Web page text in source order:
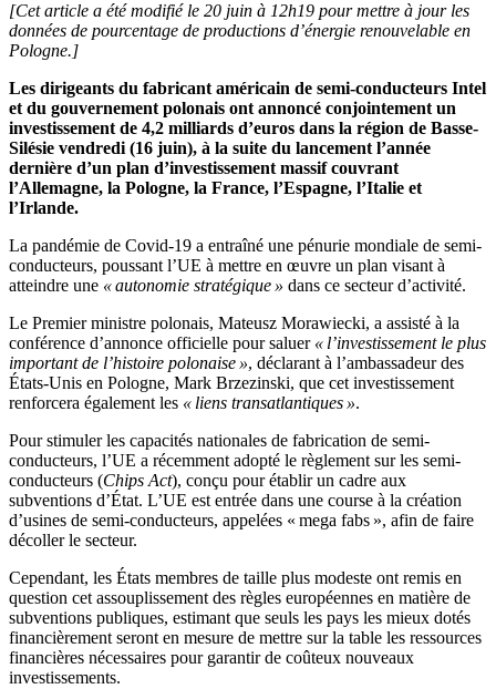
[Cet article a été modifié le 20 juin à 12h19 pour mettre à jour les
données de pourcentage de productions d’énergie renouvelable en
Pologne.]
Les dirigeants du fabricant américain de semi-conducteurs Intel
et du gouvernement polonais ont annoncé conjointement un
investissement de 4,2 milliards d’euros dans la région de Basse-
Silésie vendredi (16 juin), à la suite du lancement l’année
dernière d’un plan d’investissement massif couvrant
l’Allemagne, la Pologne, la France, l’Espagne, l’Italie et
l’Irlande.
La pandémie de Covid-19 a entraîné une pénurie mondiale de semi-
conducteurs, poussant l’UE à mettre en œuvre un plan visant à
atteindre une « autonomie stratégique » dans ce secteur d’activité.
Le Premier ministre polonais, Mateusz Morawiecki, a assisté à la
conférence d’annonce officielle pour saluer « l’investissement le plus
important de l’histoire polonaise », déclarant à l’ambassadeur des
États-Unis en Pologne, Mark Brzezinski, que cet investissement
renforcera également les « liens transatlantiques ».
Pour stimuler les capacités nationales de fabrication de semi-
conducteurs, l’UE a récemment adopté le règlement sur les semi-
conducteurs (Chips Act), conçu pour établir un cadre aux
subventions d’État. L’UE est entrée dans une course à la création
d’usines de semi-conducteurs, appelées « mega fabs », afin de faire
décoller le secteur.
Cependant, les États membres de taille plus modeste ont remis en
question cet assouplissement des règles européennes en matière de
subventions publiques, estimant que seuls les pays les mieux dotés
financièrement seront en mesure de mettre sur la table les ressources
financières nécessaires pour garantir de coûteux nouveaux
investissements.